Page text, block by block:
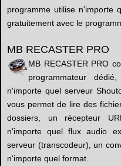
programme utilise n'importe
gratuitement avec le
MB RECASTER PRO
MB RECASTER PRO
programmateur
n'importe quel serveur
vous permet de lire des
dossiers, un récepteur
n'importe quel flux audio
serveur (transcodeur), un
n'importe quel format.